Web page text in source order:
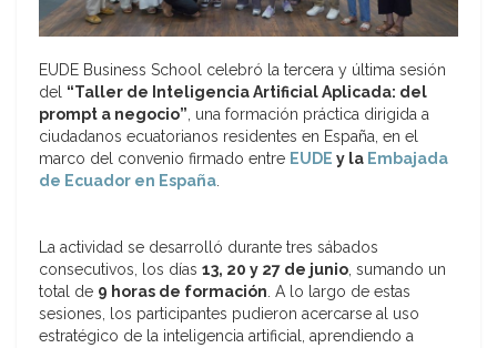
EUDE Business School celebró la tercera y última sesión
del “Taller de Inteligencia Artificial Aplicada: del
prompt a negocio”, una formación práctica dirigida a
ciudadanos ecuatorianos residentes en España, en el
marco del convenio firmado entre EUDE y la Embajada
de Ecuador en España.
La actividad se desarrolló durante tres sábados
consecutivos, los días 13, 20 y 27 de junio, sumando un
total de 9 horas de formación. A lo largo de estas
sesiones, los participantes pudieron acercarse al uso
estratégico de la inteligencia artificial, aprendiendo a